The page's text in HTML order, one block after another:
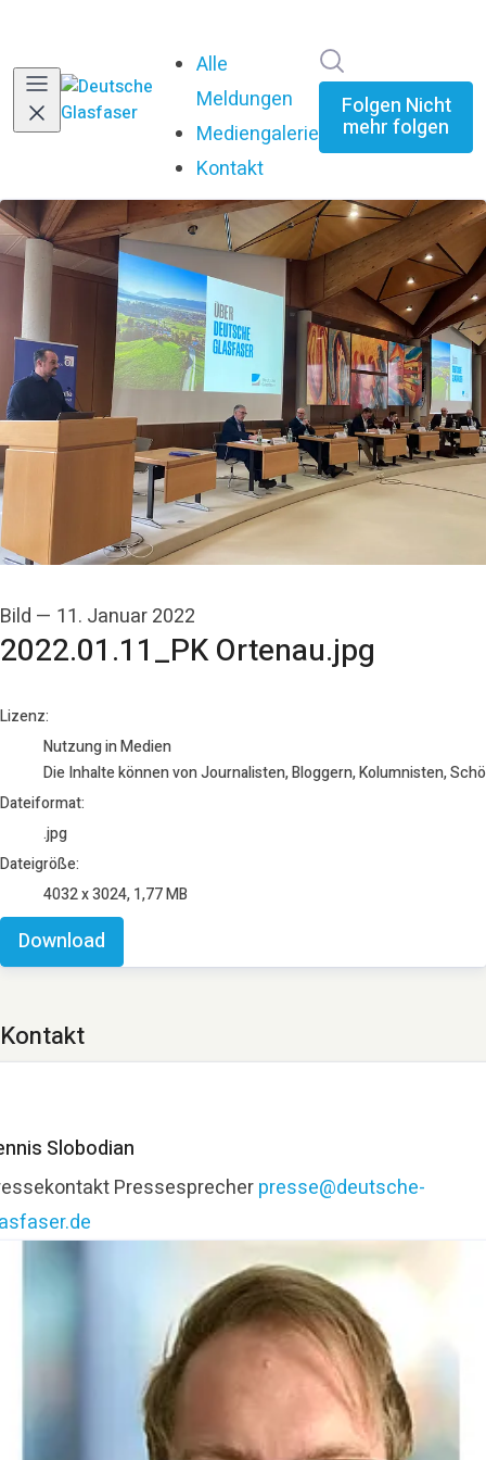
Alle
Meldungen
Mediengalerie
Kontakt
Folgen Nicht
mehr folgen
Bild — 11. Januar 2022
2022.01.11_PK Ortenau.jpg
go to media item
Lizenz:
Nutzung in Medien
Die Inhalte können von Journalisten, Bloggern, Kolumnisten,
Dateiformat:
.jpg
Dateigröße:
4032 x 3024, 1,77 MB
Download
Kontakt
Slobodian
Pressesprecherpresse@deutsche-